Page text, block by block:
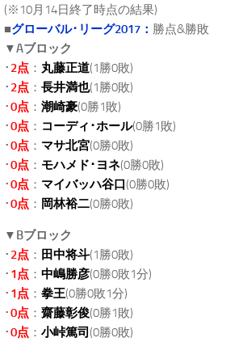
(※10月14日終了時点の結果)
■グローバル･リーグ2017： 勝点&勝敗
▼Aブロック
･ 2点 ： 丸藤正道(1勝0敗)
･ 2点 ： 長井満也(1勝0敗)
･0点 ： 潮崎豪(0勝1敗)
･0点 ： コーディ･ホール(0勝1敗)
･0点 ： マサ北宮(0勝0敗)
･0点 ： モハメド･ヨネ(0勝0敗)
･0点 ： マイバッハ谷口(0勝0敗)
･0点 ： 岡林裕二(0勝0敗)
▼ Bブロック
･ 2点 ： 田中将斗(1勝0敗)
･ 1点 ： 中嶋勝彦(0勝0敗1分)
･ 1点 ： 拳王(0勝0敗1分)
･0点 ： 齋藤彰俊(0勝1敗)
･0点 ： 小峠篤司 (0勝0敗)